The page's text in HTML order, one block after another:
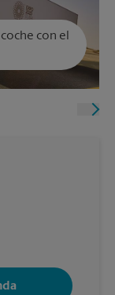
con el